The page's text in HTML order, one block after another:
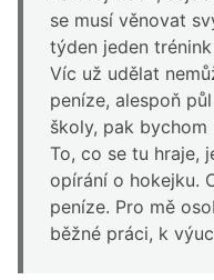
se musí věnovat
týden jeden
Víc už udělat
peníze, alespoň
školy, pak
To, co se tu hraje,
opírání o hokejku.
peníze. Pro mě
běžné práci, k